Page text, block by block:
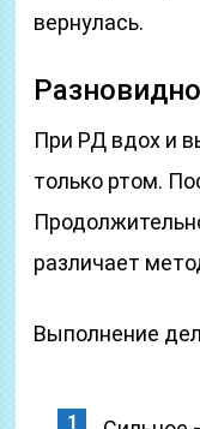
вернулась.
При РД вдох и
только ртом.
различает
Выполнение